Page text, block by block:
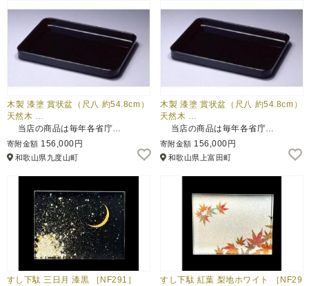
木製 漆塗 賞状盆（尺八 約54.8cm）
天然木 …
当店の商品は毎年各省庁…
寄附金額 156,000円
和歌山県九度山町
木製 漆塗 賞状盆（尺八 約54.8cm）
天然木 …
当店の商品は毎年各省庁…
寄附金額 156,000円
和歌山県上富田町
すし下駄 三日月 漆黒 ［NF291］
すし下駄 紅葉 梨地ホワイト ［NF29